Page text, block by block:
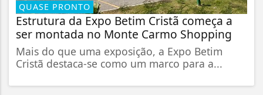
QUASE PRONTO
Estrutura da Expo Betim Cristã começa a
ser montada no Monte Carmo Shopping
Mais do que uma exposição, a Expo Betim
Cristã destaca-se como um marco para a...